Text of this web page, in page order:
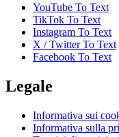
YouTube To Text
TikTok To Text
Instagram To Text
X / Twitter To Text
Facebook To Text
Legale
Informativa sui
Informativa sulla